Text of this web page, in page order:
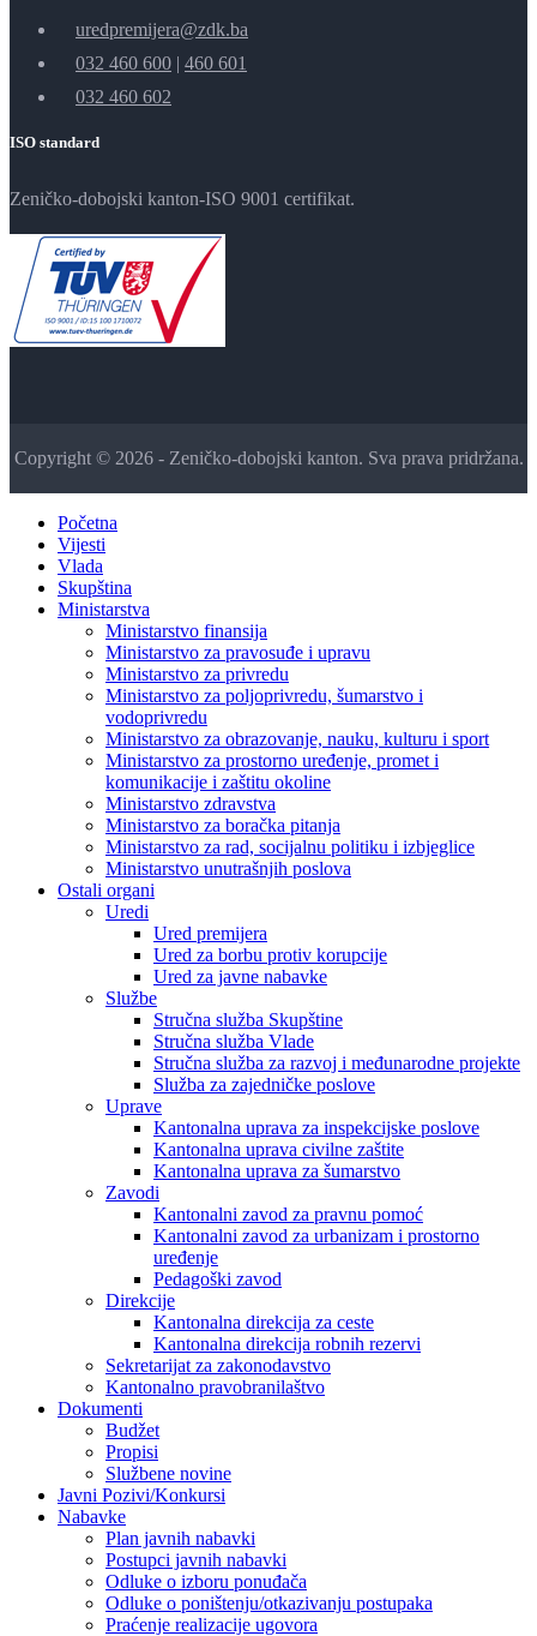
uredpremijera@zdk.ba
032 460 600 | 460 601
032 460 602
ISO standard
Zeničko-dobojski kanton-ISO 9001 certifikat.
Copyright © 2026 - Zeničko-dobojski kanton. Sva prava pridržana.
Početna
Vijesti
Vlada
Skupština
Ministarstva
Ministarstvo finansija
Ministarstvo za pravosuđe i upravu
Ministarstvo za privredu
Ministarstvo za poljoprivredu, šumarstvo i
vodoprivredu
Ministarstvo za obrazovanje, nauku, kulturu i sport
Ministarstvo za prostorno uređenje, promet i
komunikacije i zaštitu okoline
Ministarstvo zdravstva
Ministarstvo za boračka pitanja
Ministarstvo za rad, socijalnu politiku i izbjeglice
Ministarstvo unutrašnjih poslova
Ostali organi
Uredi
Ured premijera
Ured za borbu protiv korupcije
Ured za javne nabavke
Službe
Stručna služba Skupštine
Stručna služba Vlade
Stručna služba za razvoj i međunarodne projekte
Služba za zajedničke poslove
Uprave
Kantonalna uprava za inspekcijske poslove
Kantonalna uprava civilne zaštite
Kantonalna uprava za šumarstvo
Zavodi
Kantonalni zavod za pravnu pomoć
Kantonalni zavod za urbanizam i prostorno
uređenje
Pedagoški zavod
Direkcije
Kantonalna direkcija za ceste
Kantonalna direkcija robnih rezervi
Sekretarijat za zakonodavstvo
Kantonalno pravobranilaštvo
Dokumenti
Budžet
Propisi
Službene novine
Javni Pozivi/Konkursi
Nabavke
Plan javnih nabavki
Postupci javnih nabavki
Odluke o izboru ponuđača
Odluke o poništenju/otkazivanju postupaka
Praćenje realizacije ugovora